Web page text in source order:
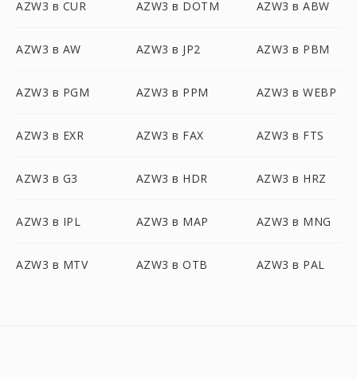
AZW3 в CUR AZW3 в DOTM AZW3 в ABW
AZW3 в AW AZW3 в JP2 AZW3 в PBM
AZW3 в PGM AZW3 в PPM AZW3 в WEBP
AZW3 в EXR AZW3 в FAX AZW3 в FTS
AZW3 в G3 AZW3 в HDR AZW3 в HRZ
AZW3 в IPL AZW3 в MAP AZW3 в MNG
AZW3 в MTV AZW3 в OTB AZW3 в PAL